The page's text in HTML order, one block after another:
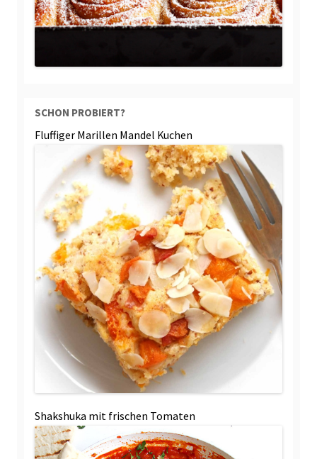
SCHON PROBIERT?
Fluffiger Marillen Mandel Kuchen
Shakshuka mit frischen Tomaten